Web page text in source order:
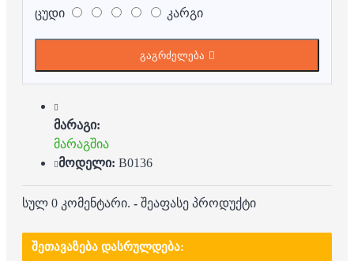
ცუდი კარგი
გაგრძელება
მარაგი:
მარაგშია
მოდელი: B0136
სულ 0 კომენტარი. - შეაფასე პროდუქტი
ᲨᲔᲗᲐᲕᲐᲖᲔᲑᲐ ᲓᲐᲡᲠᲣᲚᲓᲔᲑᲐ: